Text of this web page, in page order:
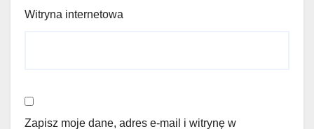
Witryna internetowa
Zapisz moje dane, adres e-mail i witrynę w